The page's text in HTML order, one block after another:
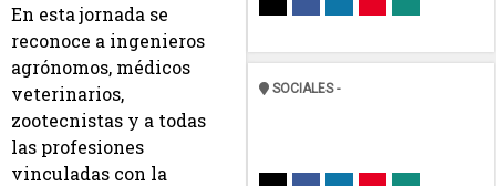
En esta jornada se
reconoce a ingenieros
agrónomos, médicos
veterinarios,
zootecnistas y a todas
las profesiones
vinculadas con la
SOCIALES -